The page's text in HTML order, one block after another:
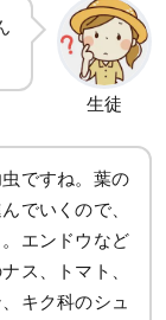
生徒
ですね。葉の
でいくので、
エンドウなど
ス、トマト、
キク科のシュ